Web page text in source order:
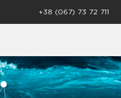
+38 (067) 73 72 711